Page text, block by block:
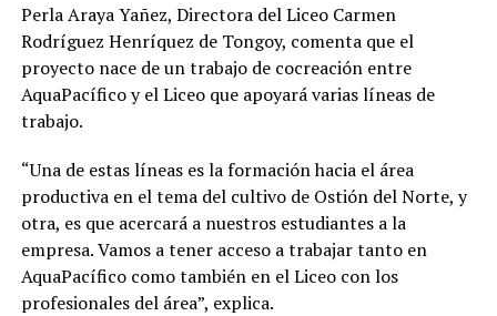
Perla Araya Yañez, Directora del Liceo Carmen
Rodríguez Henríquez de Tongoy, comenta que el
proyecto nace de un trabajo de cocreación entre
AquaPacífico y el Liceo que apoyará varias líneas de
trabajo.
“Una de estas líneas es la formación hacia el área
productiva en el tema del cultivo de Ostión del Norte, y
otra, es que acercará a nuestros estudiantes a la
empresa. Vamos a tener acceso a trabajar tanto en
AquaPacífico como también en el Liceo con los
profesionales del área”, explica.